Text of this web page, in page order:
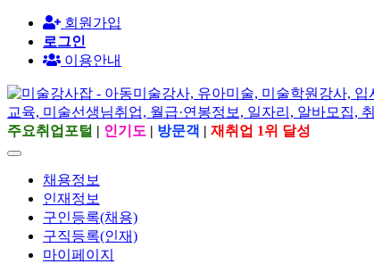
회원가입
로그인
이용안내
주요취업포털 | 인기도 | 방문객 | 재취업 1위 달성
채용정보
인재정보
구인등록(채용)
구직등록(인재)
마이페이지